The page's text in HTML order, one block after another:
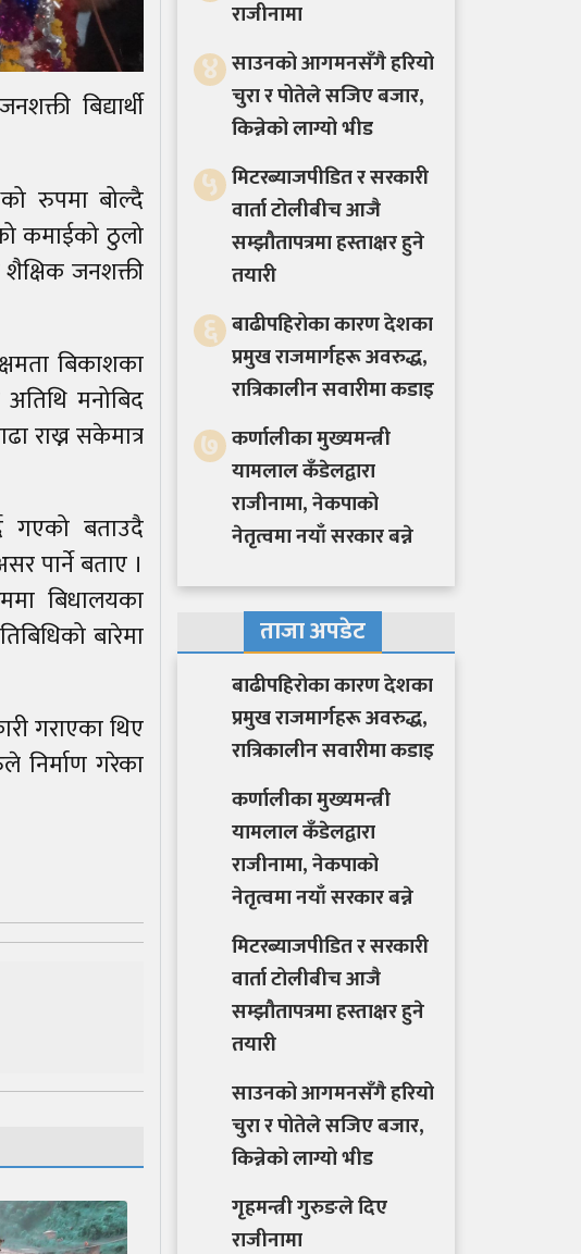
बिद्यार्थी
रुपमा बोल्दै
कमाईको ठुलो
जनशक्ती
बिकाशका
मनोबिद
राख्न सकेमात्र
गएको बताउदै
पार्ने बताए ।
बिधालयका
बारेमा
गराएका थिए
निर्माण गरेका
राजीनामा
४ साउनको आगमनसँगै हरियो
चुरा र पोतेले सजिए बजार,
किन्नेको लाग्यो भीड
५ मिटरब्याजपीडित र सरकारी
वार्ता टोलीबीच आजै
सम्झौतापत्रमा हस्ताक्षर हुने
तयारी
६ बाढीपहिरोका कारण देशका
प्रमुख राजमार्गहरू अवरुद्ध,
रात्रिकालीन सवारीमा कडाइ
७ कर्णालीका मुख्यमन्त्री
यामलाल कँडेलद्वारा
राजीनामा, नेकपाको
नेतृत्वमा नयाँ सरकार बन्ने
ताजा अपडेट
बाढीपहिरोका कारण देशका
प्रमुख राजमार्गहरू अवरुद्ध,
रात्रिकालीन सवारीमा कडाइ
कर्णालीका मुख्यमन्त्री
यामलाल कँडेलद्वारा
राजीनामा, नेकपाको
नेतृत्वमा नयाँ सरकार बन्ने
मिटरब्याजपीडित र सरकारी
वार्ता टोलीबीच आजै
सम्झौतापत्रमा हस्ताक्षर हुने
तयारी
साउनको आगमनसँगै हरियो
चुरा र पोतेले सजिए बजार,
किन्नेको लाग्यो भीड
गृहमन्त्री गुरुङले दिए
राजीनामा